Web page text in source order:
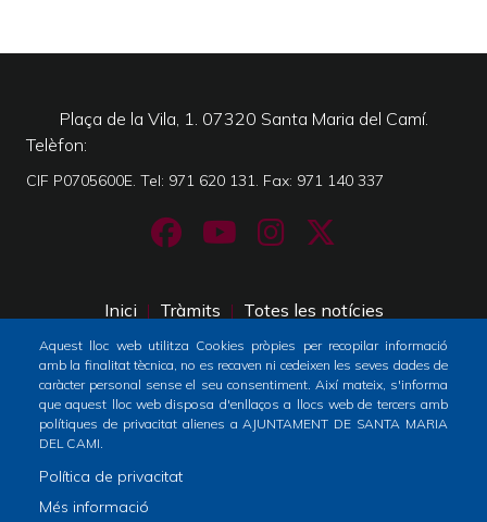
Footer
menu
1
Home
2
Inici Tràmits Totes les notícies
Horari atenció al públic
De dilluns a dimecres i divendres: de 9 a 14h
Dijous: de 9 a 19h
Plaça de la Vila, 1. 07320 Santa Maria del Camí.
Telèfon
CIF P0705600E. Tel: 971 620 131. Fax: 971 140 337
Aquest lloc web utilitza Cookies pròpies per recopilar informació
amb la finalitat tècnica, no es recaven ni cedeixen les seves dades de
caràcter personal sense el seu consentiment. Així mateix, s'informa
que aquest lloc web disposa d'enllaços a llocs web de tercers amb
polítiques de privacitat alienes a AJUNTAMENT DE SANTA MARIA
DEL CAMI.
Política de privacitat
Més informació